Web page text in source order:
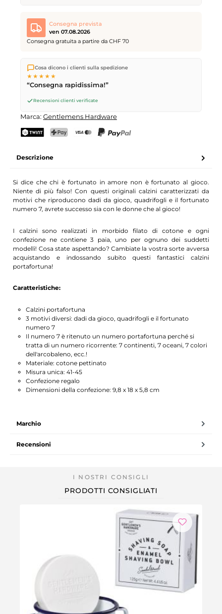
Quantità desiderata
Il vostro nome Indirizzo e-mail
Invia richiesta
Consegna prevista
ven 07.08.2026
Consegna gratuita a partire da CHF 70
Spediamo direttamente dal nostro magazzino a Kriens, in
Svizzera.Consegna gratuitaa partire da
effettuati entro le
giorno lavorativo successivo
Cosa dicono i clienti sulla spedizione
★★★★★
“Consegna rapidissima!”
Recensioni clienti verificate
Marca: Gentlemens Hardware
Descrizione
Si dice che chi è fortunato in amore non è fortunato al gioco.
Niente di più falso! Con questi originali calzini caratterizzati da
motivi che riproducono dadi da gioco, quadrifogli e il fortunato
numero 7, avrete successo sia con le donne che al gioco!
I calzini sono realizzati in morbido filato di cotone e ogni
confezione ne contiene 3 paia, uno per ognuno dei suddetti
modelli! Cosa state aspettando? Cambiate la vostra sorte avversa
acquistando e indossando subito questi fantastici calzini
portafortuna!
Caratteristiche:
Calzini portafortuna
3 motivi diversi: dadi da gioco, quadrifogli e il fortunato
numero 7
Il numero 7 è ritenuto un numero portafortuna perché si
tratta di un numero ricorrente: 7 continenti, 7 oceani, 7 colori
dell'arcobaleno, ecc.!
Materiale: cotone pettinato
Misura unica: 41-45
Confezione regalo
Dimensioni della confezione: 9,8 x 18 x 5,8 cm
Marchio
Recensioni
PRODOTTI CONSIGLIATI